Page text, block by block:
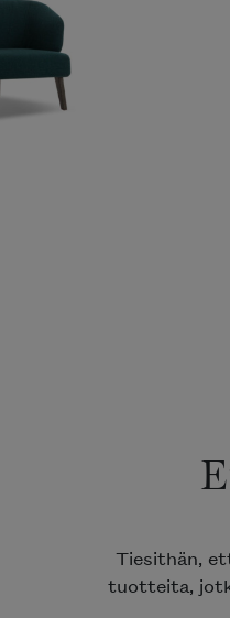
Tiesithän,
tuotteita,